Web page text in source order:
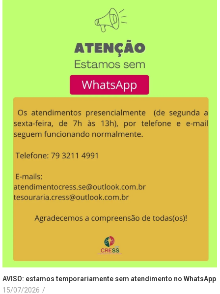
AVISO: estamos temporariamente sem atendimento no WhatsApp
15/07/2026 /